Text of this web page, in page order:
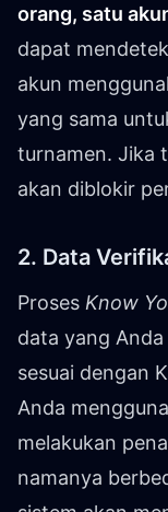
orang, satu
dapat
akun
yang sama
turnamen. Jika
akan diblokir
2. Data
Proses Know
data yang
sesuai dengan
Anda
melakukan
namanya